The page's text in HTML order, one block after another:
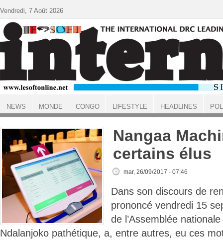
ACCUEIL
Nangaa
certains élus
mar, 26/09/2017 - 07:46
Dans son discours de
prononcé vendredi 15
de l’Assemblée
Ndalanjoko pathétique, a, entre autres, eu ces
Vendredi, 7 Août 2026
NEWS MONDE CONGO LIFESTYLE HEADLINES